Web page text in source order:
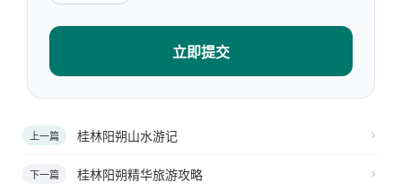
立即提交
上一篇 桂林阳朔山水游记
下一篇 桂林阳朔精华旅游攻略